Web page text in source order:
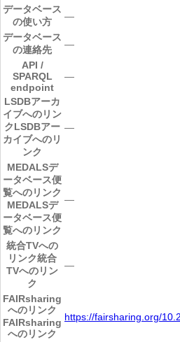
データベース
の使い方
―
データベース
の連絡先
―
API /
SPARQL
endpoint
―
LSDBアーカ
イブへのリン
クLSDBアー
カイブへのリ
ンク
―
MEDALSデ
ータベース便
覧へのリンク
MEDALSデ
ータベース便
覧へのリンク
―
統合TVへの
リンク統合
TVへのリン
ク
―
FAIRsharing
へのリンク
FAIRsharing
へのリンク
https://fairsharing.org/